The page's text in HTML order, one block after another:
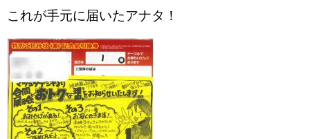
これが手元に届いたアナタ！